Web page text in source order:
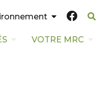
VOTRE MRC